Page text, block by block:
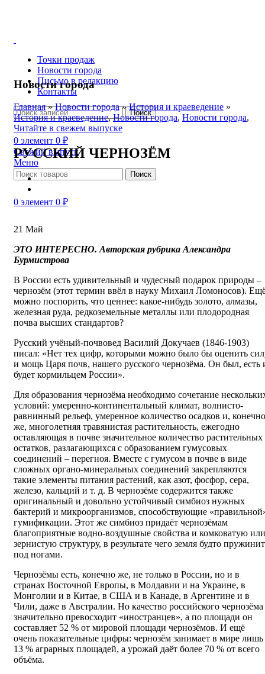
Точки продаж
Новости города
Письмо в редакцию
Контакты
Поиск
0 элемент 0 ₽
Свежий выпуск
Меню
Поиск
0 элемент 0 ₽
Новости города
Главная»Новости города»История и краеведение »
История и краеведение,Новости города, Новости города,
Читайте в свежем выпуске
РУССКИЙ ЧЕРНОЗЁМ
21 Май
ЭТО ИНТЕРЕСНО. Авторская рубрика Александра
Бурмистрова
В России есть удивительный и чудесный подарок природы –
чернозём (этот термин ввёл в науку Михаил Ломоносов).
можно поспорить, что ценнее: какое-нибудь золото, алмазы,
железная руда, редкоземельные металлы или плодородная
почва высших стандартов?
Русский учёный-почвовед Василий Докучаев (1846-1903)
писал: «Нет тех цифр, которыми можно было бы оценить
и мощь Царя почв, нашего русского чернозёма. Он был, есть
будет кормильцем России».
Для образования чернозёма необходимо сочетание
условий: умеренно-континентальный климат, волнисто-
равнинный рельеф, умеренное количество осадков и, конечно
же, многолетняя травянистая растительность, ежегодно
оставляющая в почве значительное количество растительных
остатков, разлагающихся с образованием гумусовых
соединений – перегноя. Вместе с гумусом в почве в виде
сложных органо-минеральных соединений закрепляются
такие элементы питания растений, как азот, фосфор, сера,
железо, кальций и т. д. В чернозёме содержится также
оригинальный и довольно устойчивый симбиоз нужных
бактерий и микроорганизмов, способствующие
гумификации. Этот же симбиоз придаёт чернозёмам
благоприятные водно-воздушные свойства и комковатую или
зернистую структуру, в результате чего земля будто пружинит
под ногами.
Чернозёмы есть, конечно же, не только в России, но и в
странах Восточной Европы, в Молдавии и на Украине, в
Монголии и в Китае, в США и в Канаде, в Аргентине и в
Чили, даже в Австралии. Но качество российского чернозёма
значительно превосходит «иностранцев», а по площади он
составляет 52 % от мировой площади чернозёмов. И ещё
очень показательные цифры: чернозём занимает в мире лишь
13 % аграрных площадей, а урожай даёт более 70 % от всего
объёма.